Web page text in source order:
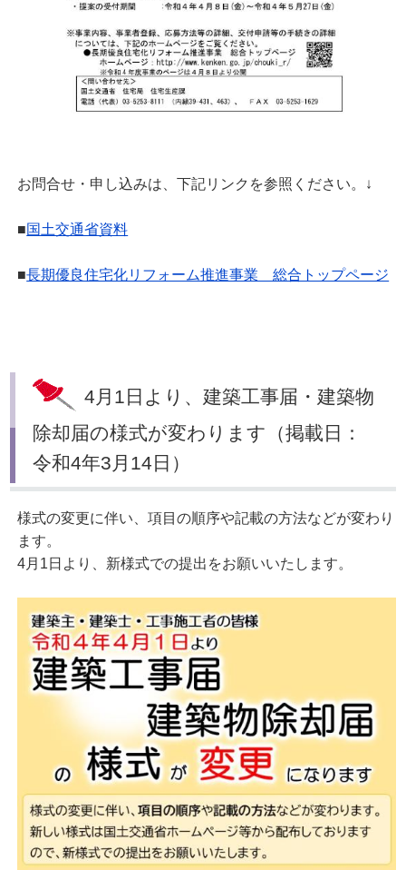
お問合せ・申し込みは、下記リンクを参照ください。↓
■国土交通省資料
■長期優良住宅化リフォーム推進事業 総合トップページ
4月1日より、建築工事届・建築物
除却届の様式が変わります（掲載日：
令和4年3月14日）
様式の変更に伴い、項目の順序や記載の方法などが変わり
ます。
4月1日より、新様式での提出をお願いいたします。